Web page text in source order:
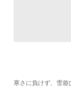
寒さに負けず、雪遊